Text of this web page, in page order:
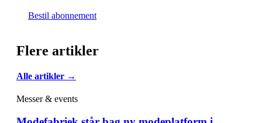
Bestil abonnement
Flere artikler
Alle artikler →
Messer & events